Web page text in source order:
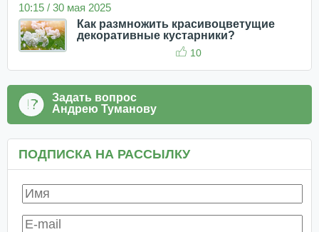
10:15 / 30 мая 2025
Как размножить красивоцветущие
декоративные кустарники?
10
Задать вопрос
Андрею Туманову
ПОДПИСКА НА РАССЫЛКУ